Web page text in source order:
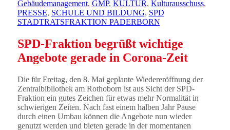
Gebäudemanagement, GMP, KULTUR, Kulturausschuss,
PRESSE, SCHULE UND BILDUNG, SPD
STADTRATSFRAKTION PADERBORN
SPD-Fraktion begrüßt wichtige
Angebote gerade in Corona-Zeit
Die für Freitag, den 8. Mai geplante Wiedereröffnung der
Zentralbibliothek am Rothoborn ist aus Sicht der SPD-
Fraktion ein gutes Zeichen für etwas mehr Normalität in
schwierigen Zeiten. Nach fast einem halben Jahr Pause
durch einen Umbau können die Angebote nun wieder
genutzt werden und bieten gerade in der momentanen